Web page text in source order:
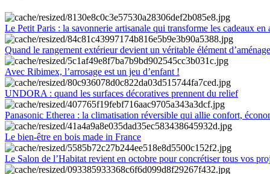
Le Petit Paris : la savonnerie artisanale qui transforme les cadeaux en
Quand le rangement extérieur devient un véritable élément
Avec Ribimex, l’arrosage est un jeu d’enfant !
UNDORA : quand les surfaces décoratives prennent du relief
Panasonic Etherea : la climatisation réversible qui allie confort,
Le bien-être en bois made in France
Le Salon de l’Habitat revient en octobre pour concrétiser tous vos